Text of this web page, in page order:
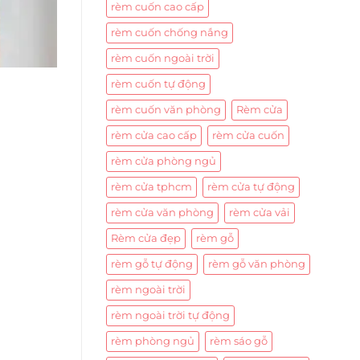
rèm cuốn cao cấp
rèm cuốn chống nắng
rèm cuốn ngoài trời
rèm cuốn tự động
rèm cuốn văn phòng Rèm cửa
rèm cửa cao cấp rèm cửa cuốn
rèm cửa phòng ngủ
rèm cửa tphcm rèm cửa tự động
rèm cửa văn phòng rèm cửa vải
Rèm cửa đẹp rèm gỗ
rèm gỗ tự động rèm gỗ văn phòng
rèm ngoài trời
rèm ngoài trời tự động
rèm phòng ngủ rèm sáo gỗ